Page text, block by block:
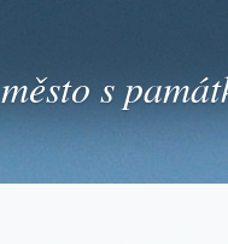
město s